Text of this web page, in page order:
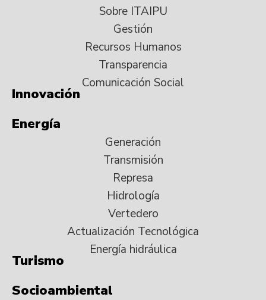
Sobre ITAIPU
Gestión
Recursos Humanos
Transparencia
Comunicación Social
Innovación
Energía
Generación
Transmisión
Represa
Hidrología
Vertedero
Actualización Tecnológica
Energía hidráulica
Turismo
Socioambiental